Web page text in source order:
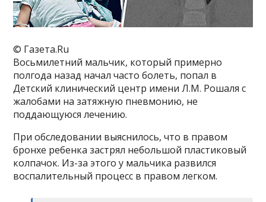
© Газета.Ru
Восьмилетний мальчик, который примерно
полгода назад начал часто болеть, попал в
Детский клинический центр имени Л.М. Рошаля с
жалобами на затяжную пневмонию, не
поддающуюся лечению.
При обследовании выяснилось, что в правом
бронхе ребенка застрял небольшой пластиковый
колпачок. Из-за этого у мальчика развился
воспалительный процесс в правом легком.